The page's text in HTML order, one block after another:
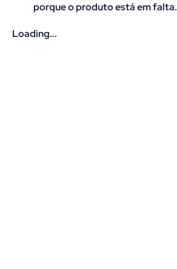
porque o produto está em falta.
Loading...